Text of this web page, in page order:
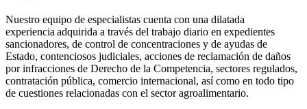
Nuestro equipo de especialistas cuenta con una dilatada
experiencia adquirida a través del trabajo diario en expedientes
sancionadores, de control de concentraciones y de ayudas de
Estado, contenciosos judiciales, acciones de reclamación de daños
por infracciones de Derecho de la Competencia, sectores regulados,
contratación pública, comercio internacional, así como en todo tipo
de cuestiones relacionadas con el sector agroalimentario.